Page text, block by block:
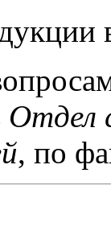
Отдел
, по